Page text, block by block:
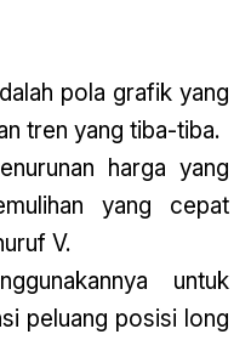
pola grafik yang
tren yang tiba-tiba.
harga yang
yang cepat
V.
untuk
peluang posisi long